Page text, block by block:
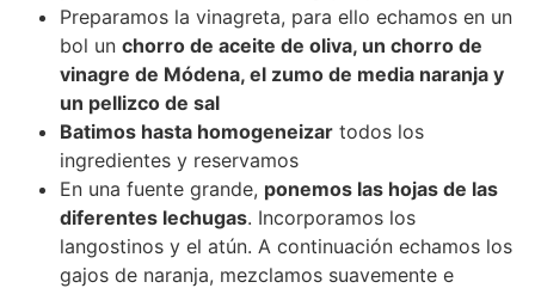
Preparamos la vinagreta, para ello echamos en un
bol un chorro de aceite de oliva, un chorro de
vinagre de Módena, el zumo de media naranja y
un pellizco de sal
Batimos hasta homogeneizar todos los
ingredientes y reservamos
En una fuente grande, ponemos las hojas de las
diferentes lechugas. Incorporamos los
langostinos y el atún. A continuación echamos los
gajos de naranja, mezclamos suavemente e